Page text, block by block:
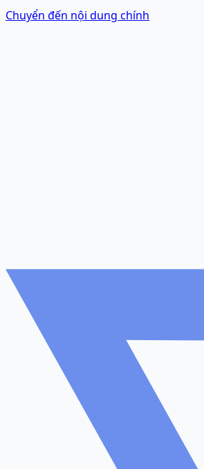
Chuyển đến nội dung chính